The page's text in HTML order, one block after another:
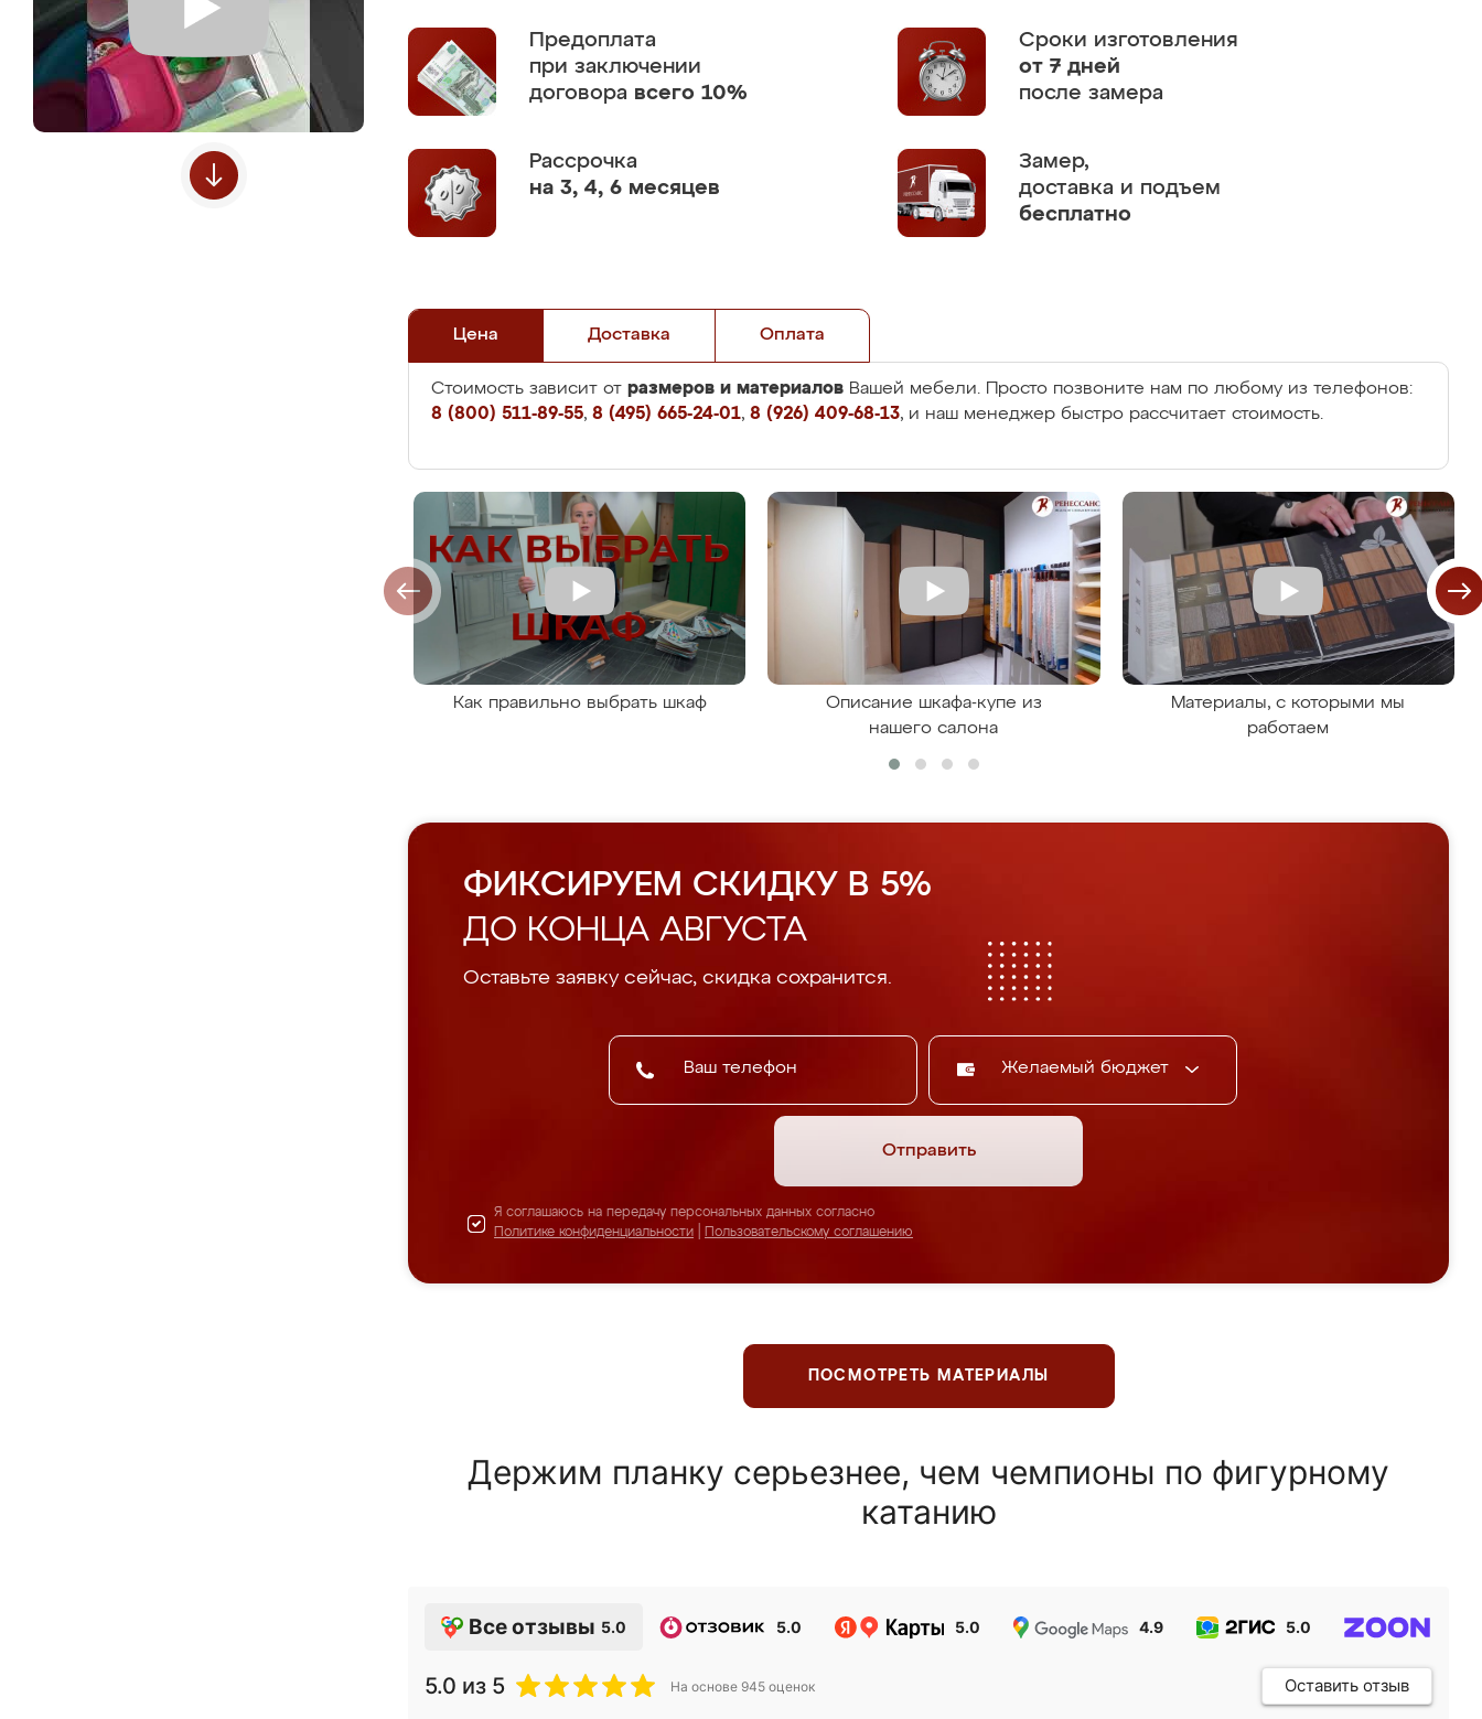
Предоплата
при заключении
договора всего 10%
Сроки изготовления
от 7 дней
после замера
Рассрочка
на 3, 4, 6 месяцев
Замер,
доставка и подъем
бесплатно
Цена Доставка Оплата
Стоимость зависит от размеров и материалов Вашей мебели. Просто позвоните нам по любому из телефонов:
8 (800) 511-89-55, 8 (495) 665-24-01, 8 (926) 409-68-13, и наш менеджер быстро рассчитает стоимость.
Как правильно выбрать шкаф
Описание шкафа-купе из
нашего салона
Материалы, с которыми мы
работаем
ФИКСИРУЕМ СКИДКУ В 5%
ДО КОНЦА АВГУСТА
Оставьте заявку сейчас, скидка сохранится.
Желаемый бюджет
Отправить
Я соглашаюсь на передачу персональных данных согласно
Политике конфиденциальности
Пользовательскому соглашению
ПОСМОТРЕТЬ МАТЕРИАЛЫ
Держим планку серьезнее, чем чемпионы по фигурному
катанию
Все отзывы 5.0 5.0 5.0 4.9 5.0
5.0 из 5 На основе 945 оценок Оставить отзыв